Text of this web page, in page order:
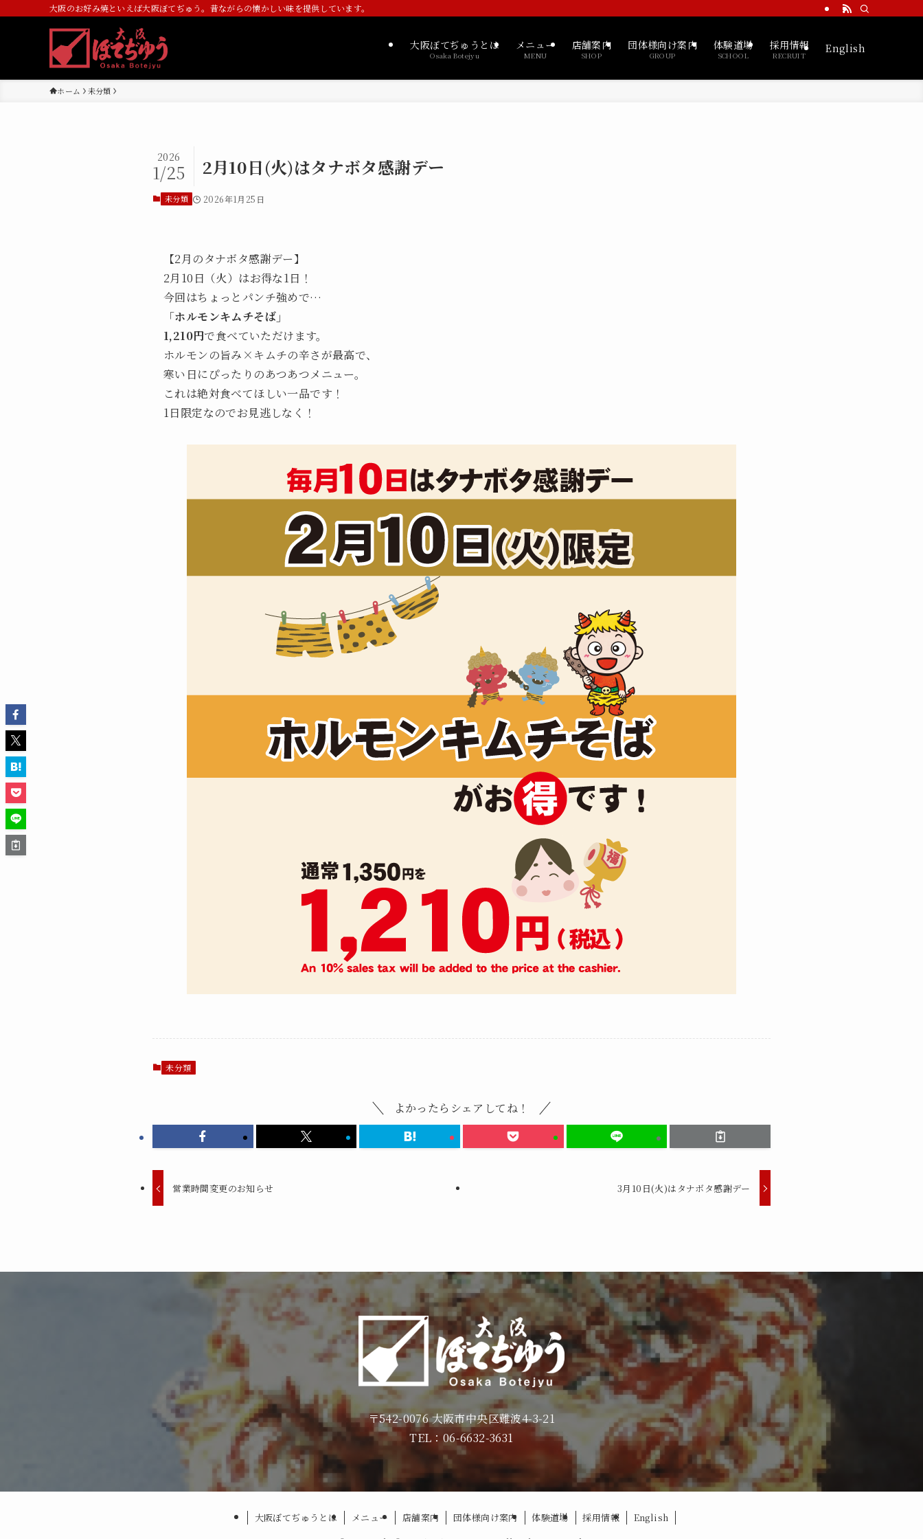
大阪のお好み焼といえば大阪ぼてぢゅう。昔ながらの懐かしい味を提供しています。
大阪ぼてぢゅうとは
Osaka Botejyu
メニュー
MENU
店舗案内
SHOP
団体様向け案内
GROUP
体験道場
SCHOOL
採用情報
RECRUIT
English
ホーム 未分類
2月10日(火)はタナボタ感謝デー
2026
1/25
未分類 2026年1月25日
【2月のタナボタ感謝デー】
2月10日（火）はお得な1日！
今回はちょっとパンチ強めで…
「ホルモンキムチそば」
1,210円で食べていただけます。
ホルモンの旨み×キムチの辛さが最高で、
寒い日にぴったりのあつあつメニュー。
これは絶対食べてほしい一品です！
1日限定なのでお見逃しなく！
未分類
よかったらシェアしてね！
営業時間変更のお知らせ 3月10日(火)はタナボタ感謝デー
〒542-0076 大阪市中央区難波4-3-21
TEL：06-6632-3631
大阪ぼてぢゅうとは メニュー 店舗案内 団体様向け案内 体験道場 採用情報 English